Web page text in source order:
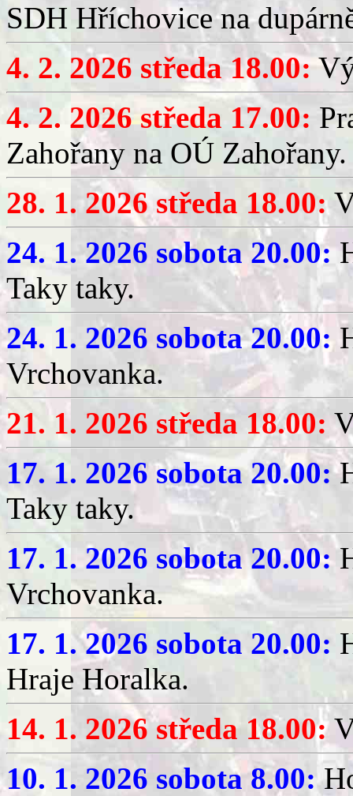
SDH Hříchovice na
4. 2. 2026 středa 18.00:
4. 2. 2026 středa 17.00:
Zahořany na OÚ Zahořany.
28. 1. 2026 středa 18.00:
24. 1. 2026 sobota 20.00:
Taky taky.
24. 1. 2026 sobota 20.00:
Vrchovanka.
21. 1. 2026 středa 18.00:
17. 1. 2026 sobota 20.00:
Taky taky.
17. 1. 2026 sobota 20.00:
Vrchovanka.
17. 1. 2026 sobota 20.00:
Hraje Horalka.
14. 1. 2026 středa 18.00:
10. 1. 2026 sobota 8.00: